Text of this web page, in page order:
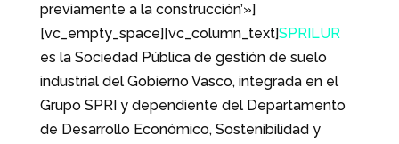
previamente a la construcción’»]
[vc_empty_space][vc_column_text]SPRILUR
es la Sociedad Pública de gestión de suelo
industrial del Gobierno Vasco, integrada en el
Grupo SPRI y dependiente del Departamento
de Desarrollo Económico, Sostenibilidad y